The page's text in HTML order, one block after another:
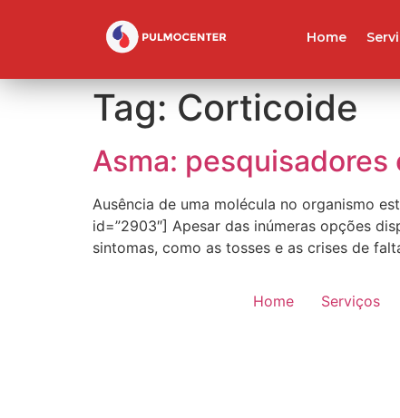
Home
Tag:Corticoide
Asma:
Ausência de uma molécula no organismo
id=”2903″] Apesar das inúmeras opções
sintomas, como as tosses e as crises de
Home Serviços